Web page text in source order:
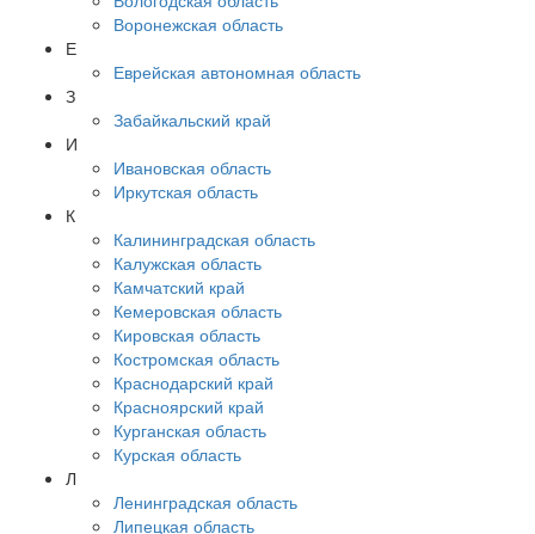
Воронежская область
Е
Еврейская автономная область
З
Забайкальский край
И
Ивановская область
Иркутская область
К
Калининградская область
Калужская область
Камчатский край
Кемеровская область
Кировская область
Костромская область
Краснодарский край
Красноярский край
Курганская область
Курская область
Л
Ленинградская область
Липецкая область